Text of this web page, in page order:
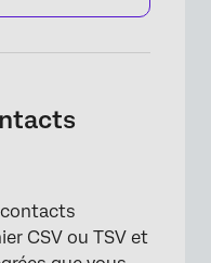
×
CSV ou TSV et